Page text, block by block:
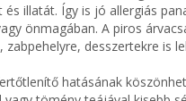
és illatát. Így is jó allergiás
önmagában. A piros
zabpehelyre, desszertekre is
hatásának